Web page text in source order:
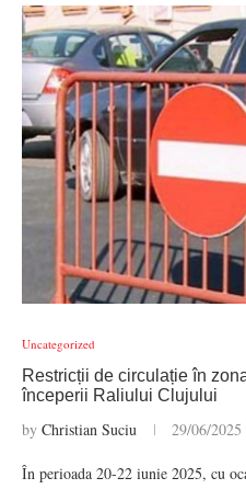
Uncategorized
Restricții de circulație în
începerii Raliului Clujului
by Christian Suciu 29/06/2025
În perioada 20-22 iunie 2025, cu